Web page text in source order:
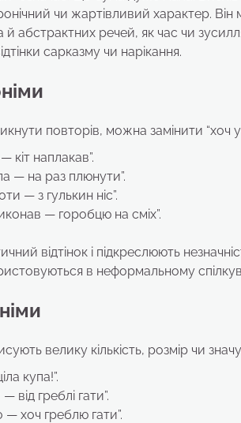
чи жартівливий характер.
й абстрактних речей, як час чи
сарказму чи нарікання.
повторів, можна замінити “хоч у
кіт наплакав”.
— на раз плюнути”.
— з гулькин ніс”.
— горобцю на сміх”.
відтінок і підкреслюють
в неформальному
велику кількість, розмір чи
купа!”.
від греблі гати”.
хоч греблю гати”.